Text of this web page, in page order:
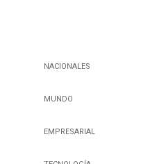
NACIONALES
MUNDO
EMPRESARIAL